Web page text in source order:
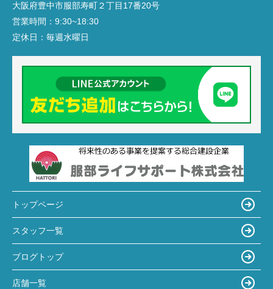
大阪府豊中市服部寿町２丁目17番20号
営業時間： 9:30~18:30
定休日： 毎週水曜日
トップページ
スタッフ一覧
ブログトップ
店舗一覧